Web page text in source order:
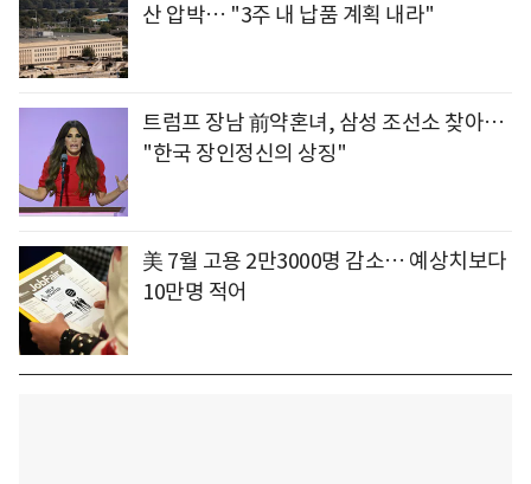
산 압박… "3주 내 납품 계획 내라"
트럼프 장남 前약혼녀, 삼성 조선소 찾아…
"한국 장인정신의 상징"
美 7월 고용 2만3000명 감소… 예상치보다
10만명 적어